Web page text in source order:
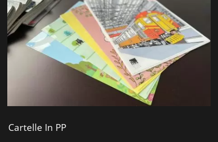
Cartelle In PP